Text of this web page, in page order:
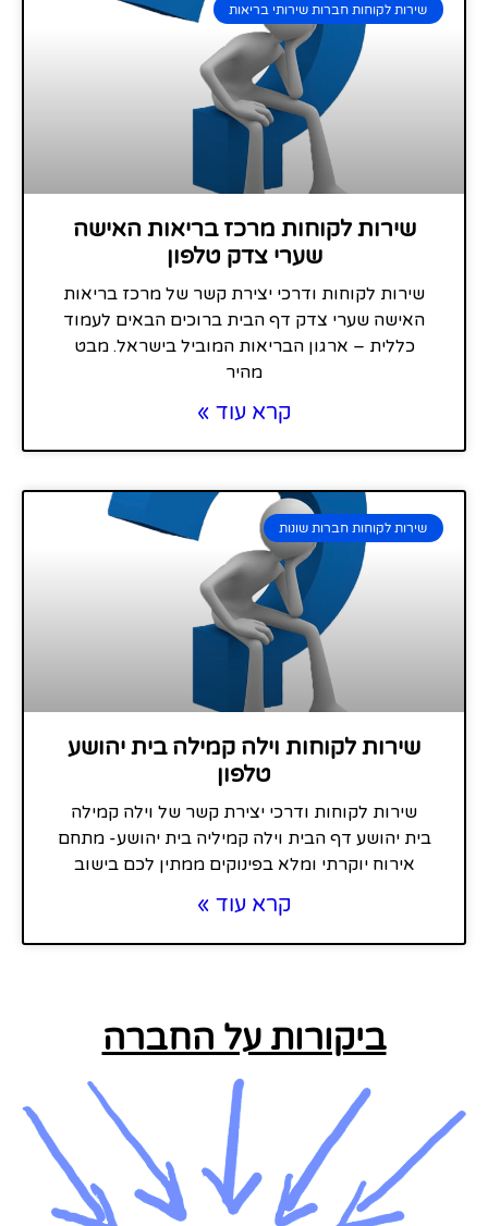
שירות לקוחות חברות שירותי בריאות
שירות לקוחות מרכז בריאות האישה
שערי צדק טלפון
שירות לקוחות ודרכי יצירת קשר של מרכז בריאות
האישה שערי צדק דף הבית ברוכים הבאים לעמוד
כללית – ארגון הבריאות המוביל בישראל. מבט
מהיר
קרא עוד »
שירות לקוחות חברות שונות
שירות לקוחות וילה קמילה בית יהושע
טלפון
שירות לקוחות ודרכי יצירת קשר של וילה קמילה
בית יהושע דף הבית וילה קמיליה בית יהושע- מתחם
אירוח יוקרתי ומלא בפינוקים ממתין לכם בישוב
קרא עוד »
ביקורות על החברה